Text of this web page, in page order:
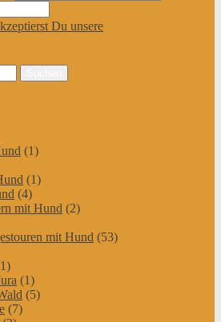
Du unsere
(1)
(1)
(4)
mit Hund (2)
mit Hund (53)
(1)
(5)
(7)